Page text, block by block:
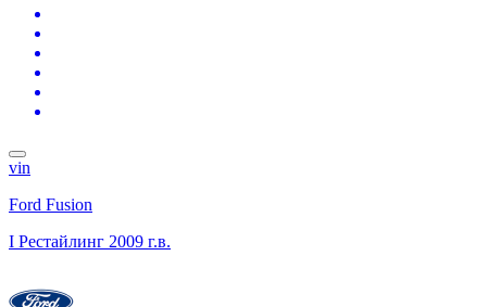
vin
Ford Fusion
I Рестайлинг 2009 г.в.